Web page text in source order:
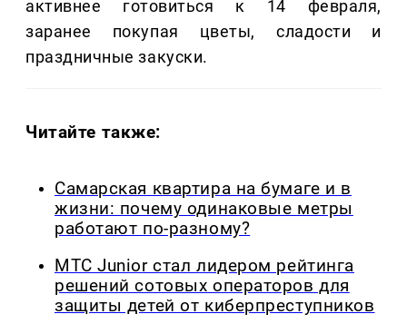
активнее готовиться к 14 февраля,
заранее покупая цветы, сладости и
праздничные закуски.
Читайте также:
Самарская квартира на бумаге и в
жизни: почему одинаковые метры
работают по-разному?
МТС Junior стал лидером рейтинга
решений сотовых операторов для
защиты детей от киберпреступников